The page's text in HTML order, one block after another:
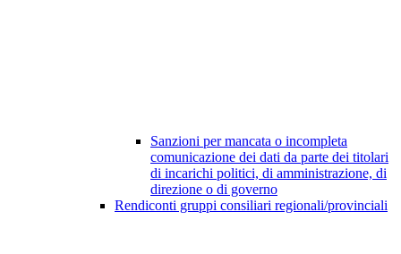
Sanzioni per mancata o incompleta
comunicazione dei dati da parte dei titolari
di incarichi politici, di amministrazione, di
direzione o di governo
Rendiconti gruppi consiliari regionali/provinciali